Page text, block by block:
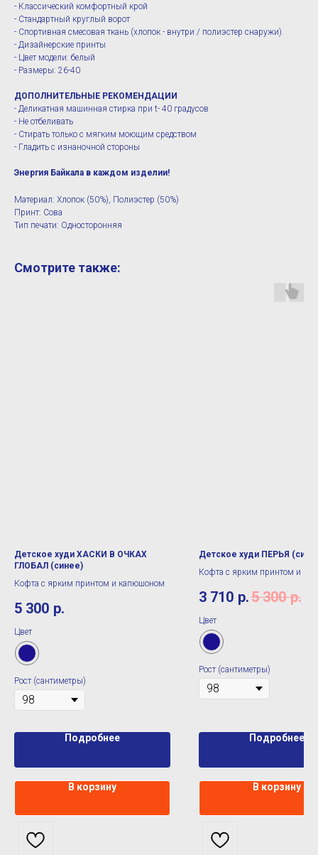
- Классический комфортный крой
- Стандартный круглый ворот
- Спортивная смесовая ткань (хлопок - внутри / полиэстер снаружи).
- Дизайнерские принты
- Цвет модели: белый
- Размеры: 26-40
ДОПОЛНИТЕЛЬНЫЕ РЕКОМЕНДАЦИИ
- Деликатная машинная стирка при t- 40 градусов
- Не отбеливать
- Стирать только с мягким моющим средством
- Гладить с изнаночной стороны
Энергия Байкала в каждом изделии!
Материал: Хлопок (50%), Полиэстер (50%)
Принт: Сова
Тип печати: Односторонняя
Смотрите также:
Детское худи ХАСКИ В ОЧКАХ
ГЛОБАЛ (синее)
Кофта с ярким принтом и капюшоном
5 300 р.
Цвет
Рост (сантиметры)
Подробнее
В корзину
Детское худи ПЕРЬЯ
Кофта с ярким принтом и
3 710 р.5 300 р.
Цвет
Рост (сантиметры)
Подробнее
В корзину